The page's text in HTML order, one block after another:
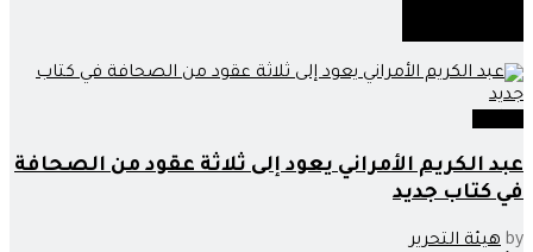
عبد الكريم الأمراني يعود إلى ثلاثة عقود من الصحافة
في كتاب جديد
by هيئة التحرير